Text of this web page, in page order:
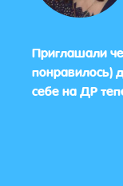
Приглашали
понравилось)
себе на ДР